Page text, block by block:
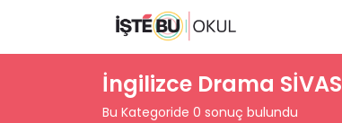
İngilizce Drama SİVAS
Bu Kategoride 0 sonuç bulundu